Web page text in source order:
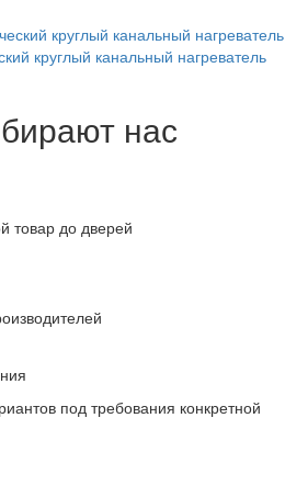
круглый канальный нагреватель
нас
товар до дверей
под требования конкретной